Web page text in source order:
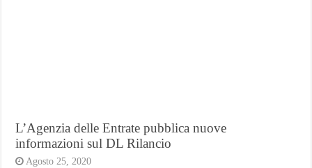
L’Agenzia delle Entrate pubblica nuove
informazioni sul DL Rilancio
Agosto 25, 2020